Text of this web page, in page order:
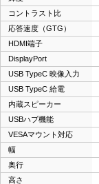
コントラスト比
応答速度（GTG）
HDMI端子
DisplayPort
USB TypeC 映像入力
USB TypeC 給電
内蔵スピーカー
USBハブ機能
VESAマウント対応
幅
奥行
高さ